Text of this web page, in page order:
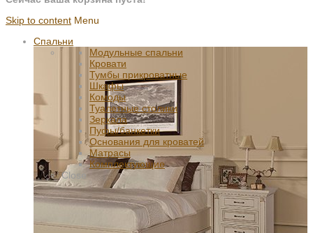
Skip to content Menu
Спальни
Модульные спальни
Кровати
Тумбы прикроватные
Шкафы
Комоды
Туалетные столики
Зеркала
Пуфы/банкетки
Основания для кроватей
Матрасы
Комплектующие
Close